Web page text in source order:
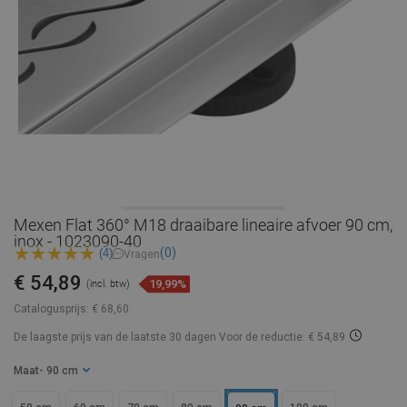
Mexen Flat 360° M18 draaibare lineaire afvoer 90 cm,
inox - 1023090-40
(4) Vragen(0)
Catalogusprijs: € 68,60
€ 54,89 (incl. btw) 19,99%
De laagste prijs van de laatste 30 dagen Voor de reductie: € 54,89
Maat - 90 cm